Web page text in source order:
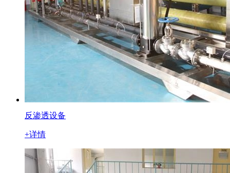
反渗透设备
+详情